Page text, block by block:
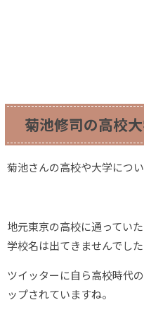
菊池修司の高校
菊池さんの高校や大学につい
地元東京の高校に通ってい
学校名は出てきませんでした
ツイッターに自ら高校時代
ップされていますね。